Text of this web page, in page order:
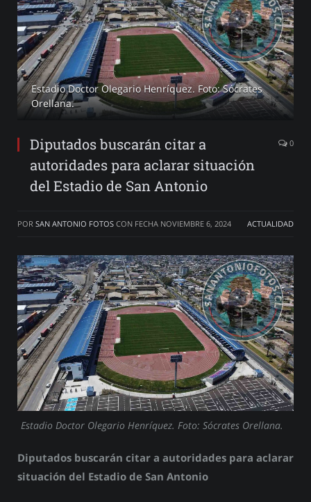
Estadio Doctor Olegario Henríquez. Foto: Sócrates
Orellana.
Diputados buscarán citar a
autoridades para aclarar situación
del Estadio de San Antonio
0
POR SAN ANTONIO FOTOS CON FECHA NOVIEMBRE 6, 2024 ACTUALIDAD
Estadio Doctor Olegario Henríquez. Foto: Sócrates Orellana.
Diputados buscarán citar a autoridades para aclarar
situación del Estadio de San Antonio